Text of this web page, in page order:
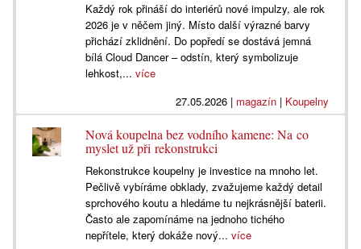
Každý rok přináší do interiérů nové impulzy, ale rok
2026 je v něčem jiný. Místo další výrazné barvy
přichází zklidnění. Do popředí se dostává jemná
bílá Cloud Dancer – odstín, který symbolizuje
lehkost,...více
27.05.2026| magazín| Koupelny
Nová koupelna bez vodního kamene: Na co
myslet už při rekonstrukci
Rekonstrukce koupelny je investice na mnoho let.
Pečlivě vybíráme obklady, zvažujeme každý detail
sprchového koutu a hledáme tu nejkrásnější baterii.
Často ale zapomínáme na jednoho tichého
nepřítele, který dokáže nový...více